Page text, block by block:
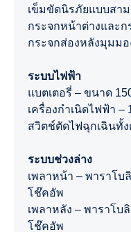
เข็มขัดนิรภัยแบบสา
กระจกหน้าต่างและ
กระจกส่องหลังมุมม
ระบบไฟฟ้า
แบตเตอรี่ – ขนาด
เครื่องกำเนิดไฟฟ้า –
สวิตช์ตัดไฟฉุกเฉินทั้
ระบบช่วงล่าง
เพลาหน้า – พาราโ
โช๊คอัพ
เพลาหลัง – พาราโ
โช๊คอัพ